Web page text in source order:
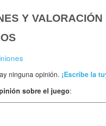
Y VALORACIÓN
ninguna opinión. ¡Escribe la
sobre el juego: